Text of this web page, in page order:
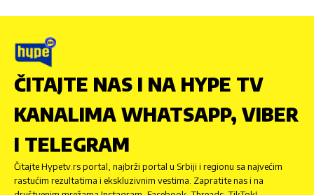
ČITAJTE NAS I NA HYPE TV
KANALIMA WHATSAPP, VIBER
I TELEGRAM
Čitajte Hypetv.rs portal, najbrži portal u Srbiji i regionu sa najvećim
rastućim rezultatima i ekskluzivnim vestima. Zapratite nas i na